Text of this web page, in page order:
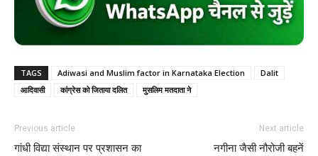
TAGS Adiwasi and Muslim factor in Karnataka Election
Dalit
आदिवासी
कांग्रेस को जिताया दलित मुसलिम मतदाता ने
Previous article
गांधी विद्या संस्थान पर प्रशासन का
Next article
नगीना जैसी नौरोजी बहनें